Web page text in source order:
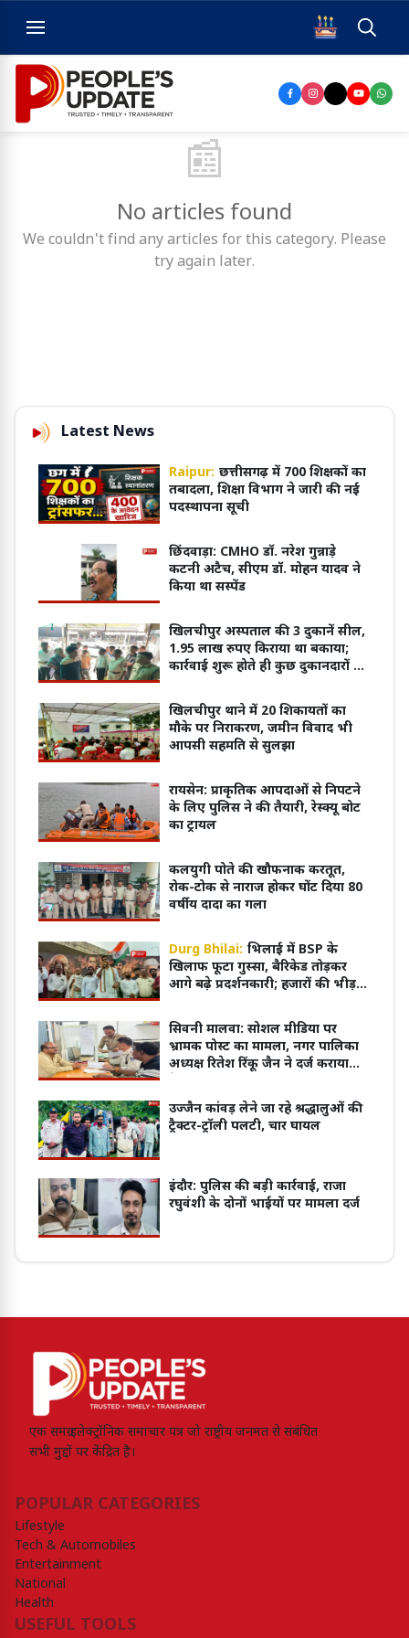
📰
No articles found
We couldn't find any articles for this category. Please
try again later.
Latest News
Raipur: छत्तीसगढ़ में 700 शिक्षकों का
तबादला, शिक्षा विभाग ने जारी की नई
पदस्थापना सूची
छिंदवाड़ा: CMHO डॉ. नरेश गुन्नाड़े
कटनी अटैच, सीएम डॉ. मोहन यादव ने
किया था सस्पेंड
खिलचीपुर अस्पताल की 3 दुकानें सील,
1.95 लाख रुपए किराया था बकाया;
कार्रवाई शुरू होते ही कुछ दुकानदारों ने
खिलचीपुर थाने में 20 शिकायतों का
मौके पर निराकरण, जमीन विवाद भी
आपसी सहमति से सुलझा
रायसेन: प्राकृतिक आपदाओं से निपटने
के लिए पुलिस ने की तैयारी, रेस्क्यू बोट
का ट्रायल
कलयुगी पोते की खौफनाक करतूत,
रोक-टोक से नाराज होकर घोंट दिया 80
वर्षीय दादा का गला
Durg Bhilai: भिलाई में BSP के
खिलाफ फूटा गुस्सा, बैरिकेड तोड़कर
आगे बढ़े प्रदर्शनकारी; हजारों की भीड़ ने
सिवनी मालवा: सोशल मीडिया पर
भ्रामक पोस्ट का मामला, नगर पालिका
अध्यक्ष रितेश रिंकू जैन ने दर्ज कराया
उज्जैन कांवड़ लेने जा रहे श्रद्धालुओं की
ट्रैक्टर-ट्रॉली पलटी, चार घायल
इंदौर: पुलिस की बड़ी कार्रवाई, राजा
रघुवंशी के दोनों भाईयों पर मामला दर्ज
एक समग्र इलेक्ट्रॉनिक समाचार पत्र जो राष्ट्रीय जनमत से संबंधित
सभी मुद्दों पर केंद्रित है।
POPULAR CATEGORIES
Lifestyle
Tech & Automobiles
Entertainment
National
Health
USEFUL TOOLS